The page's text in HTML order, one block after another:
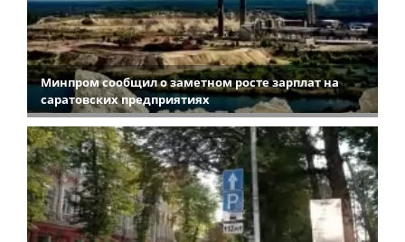
Минпром сообщил о заметном росте зарплат на
саратовских предприятиях